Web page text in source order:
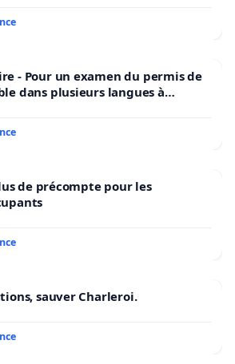
- Pour un examen du permis de
dans plusieurs langues à
de précompte pour les
sauver Charleroi.